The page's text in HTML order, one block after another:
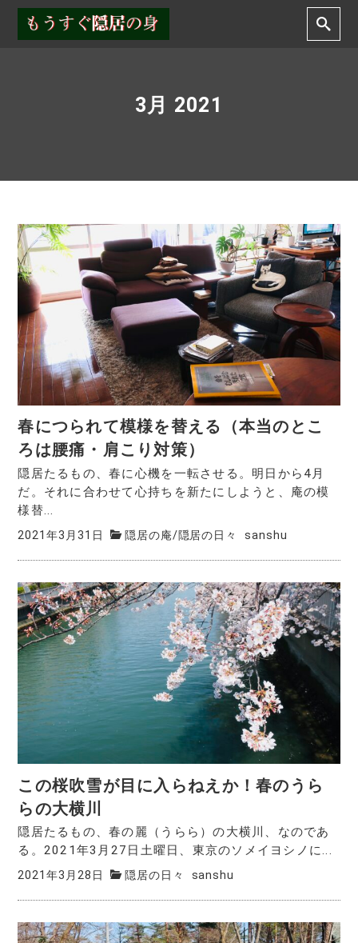
3月 2021
春につられて模様を替える（本当のとこ
ろは腰痛・肩こり対策）
隠居たるもの、春に心機を一転させる。明日から4月
だ。それに合わせて心持ちを新たにしようと、庵の模
様替...
2021年3月31日 隠居の庵/隠居の日々 sanshu
この桜吹雪が目に入らねえか！春のうら
らの大横川
隠居たるもの、春の麗（うらら）の大横川、なのであ
る。2021年3月27日土曜日、東京のソメイヨシノに...
2021年3月28日 隠居の日々 sanshu